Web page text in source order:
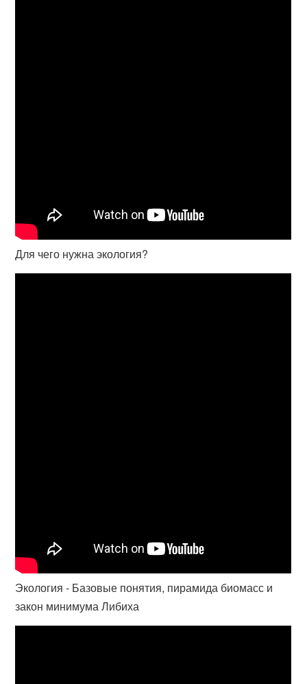
Для чего нужна экология?
Экология - Базовые понятия, пирамида биомасс и
закон минимума Либиха